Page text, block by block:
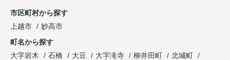
市区町村から探す
上越市
妙高市
町名から探す
大字岩木
石橋 大豆 大字滝寺 柳井田町
北城町